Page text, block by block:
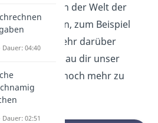
noch mehr in der Welt der
zu entdecken, zum Beispiel
. Du willst mehr darüber
Dann schau dir unser
dazu an, um noch mehr zu
Dauer: 04:40
Dauer: 02:51